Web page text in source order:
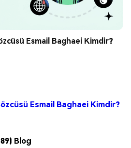
Esmail Baghaei Kimdir?
Esmail Baghaei Kimdir?
Blog